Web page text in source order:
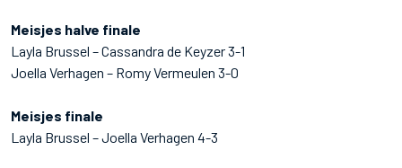
Meisjes halve finale
Layla Brussel – Cassandra de Keyzer 3-1
Joella Verhagen – Romy Vermeulen 3-0
Meisjes finale
Layla Brussel – Joella Verhagen 4-3